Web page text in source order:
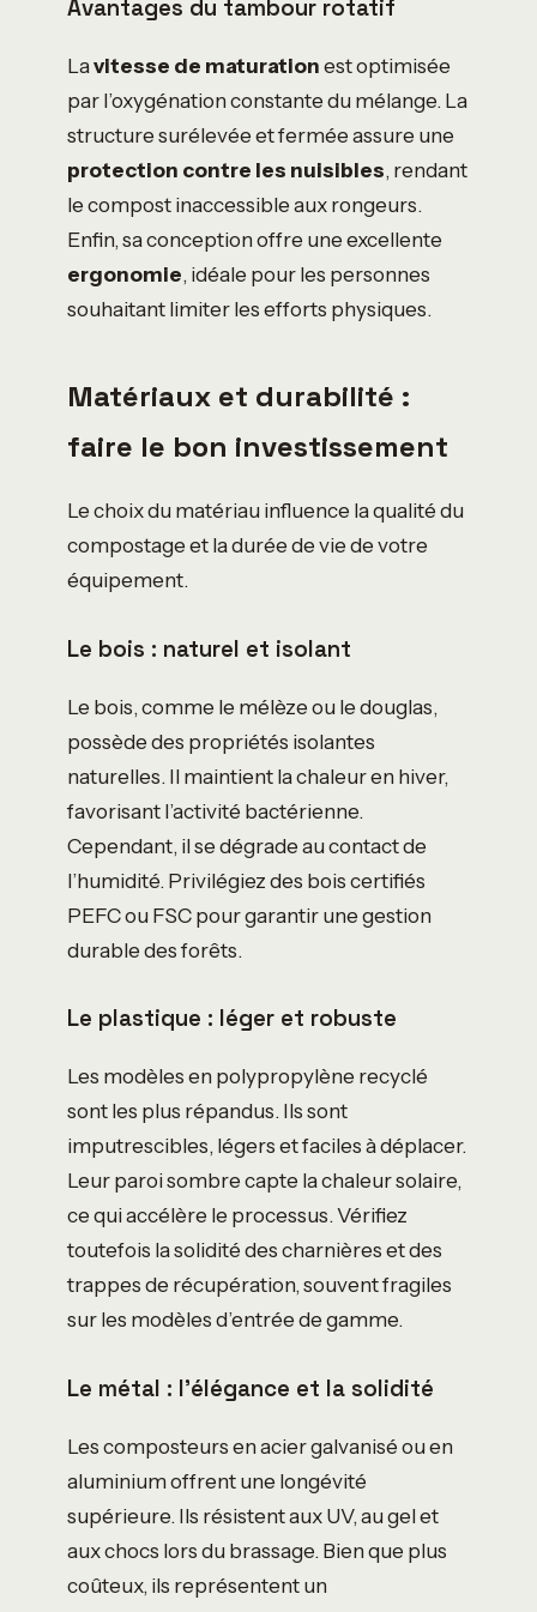
Avantages du tambour rotatif
Lavitesse de maturationest optimisée
par l’oxygénation constante du mélange. La
structure surélevée et fermée assure une
protection contre les nuisibles, rendant
le compost inaccessible aux rongeurs.
Enfin, sa conception offre une excellente
ergonomie, idéale pour les personnes
souhaitant limiter les efforts physiques.
Matériaux et durabilité :
faire le bon investissement
Le choix du matériau influence la qualité du
compostage et la durée de vie de votre
équipement.
Le bois : naturel et isolant
Le bois, comme le mélèze ou le douglas,
possède des propriétés isolantes
naturelles. Il maintient la chaleur en hiver,
favorisant l’activité bactérienne.
Cependant, il se dégrade au contact de
l’humidité. Privilégiez des bois certifiés
PEFC ou FSC pour garantir une gestion
durable des forêts.
Le plastique : léger et robuste
Les modèles en polypropylène recyclé
sont les plus répandus. Ils sont
imputrescibles, légers et faciles à déplacer.
Leur paroi sombre capte la chaleur solaire,
ce qui accélère le processus. Vérifiez
toutefois la solidité des charnières et des
trappes de récupération, souvent fragiles
sur les modèles d’entrée de gamme.
Le métal : l’élégance et la solidité
Les composteurs en acier galvanisé ou en
aluminium offrent une longévité
supérieure. Ils résistent aux UV, au gel et
aux chocs lors du brassage. Bien que plus
coûteux, ils représentent un